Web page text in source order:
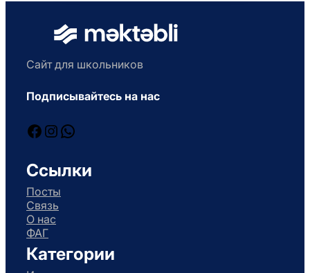
Сайт для школьников
Подписывайтесь на нас
Facebook
Instagram
WhatsApp
Ссылки
Посты
Связь
О нас
ФАГ
Категории